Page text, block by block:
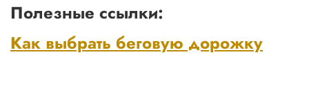
Полезные ссылки:
Как выбрать беговую дорожку